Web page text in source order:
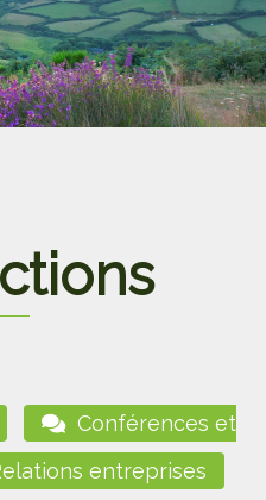
Conférences et
entreprises